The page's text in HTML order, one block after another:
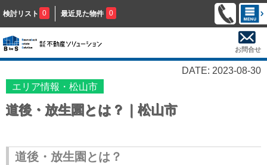
検討リスト 0 最近見た物件 0
お問合せ
DATE: 2023-08-30
エリア情報・松山市
道後・放生園とは？｜松山市
道後・放生園とは？